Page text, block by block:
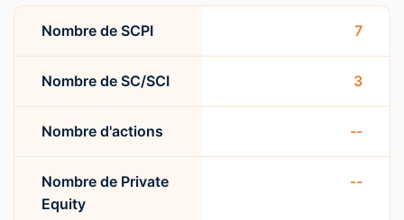
Nombre de SCPI 7
Nombre de SC/SCI 3
Nombre d'actions --
Nombre de Private
Equity
--